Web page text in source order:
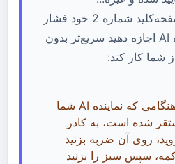
می‌توانید روی صفحه‌کلید شماره 2 خود فشار
دهید تا به نماینده AI اجازه دهید سریع‌تر بدون
شما کار کند:
هنگامی که نماینده AI شما
شده است، به کادر
سپس سبز را بزنید